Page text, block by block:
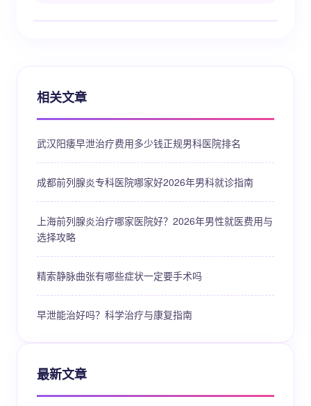
相关文章
武汉阳痿早泄治疗费用多少钱正规男科医院排名
成都前列腺炎专科医院哪家好2026年男科就诊指南
上海前列腺炎治疗哪家医院好？2026年男性就医费用与
选择攻略
精索静脉曲张有哪些症状一定要手术吗
早泄能治好吗？科学治疗与康复指南
最新文章